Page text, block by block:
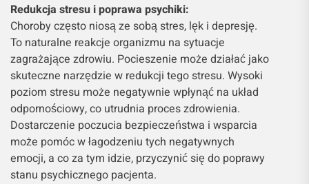
Redukcja stresu i poprawa psychiki:
Choroby często niosą ze sobą stres, lęk i depresję.
To naturalne reakcje organizmu na sytuacje
zagrażające zdrowiu. Pocieszenie może działać jako
skuteczne narzędzie w redukcji tego stresu. Wysoki
poziom stresu może negatywnie wpłynąć na układ
odpornościowy, co utrudnia proces zdrowienia.
Dostarczenie poczucia bezpieczeństwa i wsparcia
może pomóc w łagodzeniu tych negatywnych
emocji, a co za tym idzie, przyczynić się do poprawy
stanu psychicznego pacjenta.